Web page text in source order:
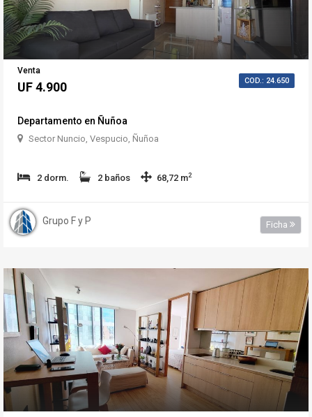
COD.: 24.650
Venta
UF 4.900
Departamento en Ñuñoa
Sector Nuncio, Vespucio, Ñuñoa
2 dorm. 2 baños 68,72 m2
Grupo F y P Ficha